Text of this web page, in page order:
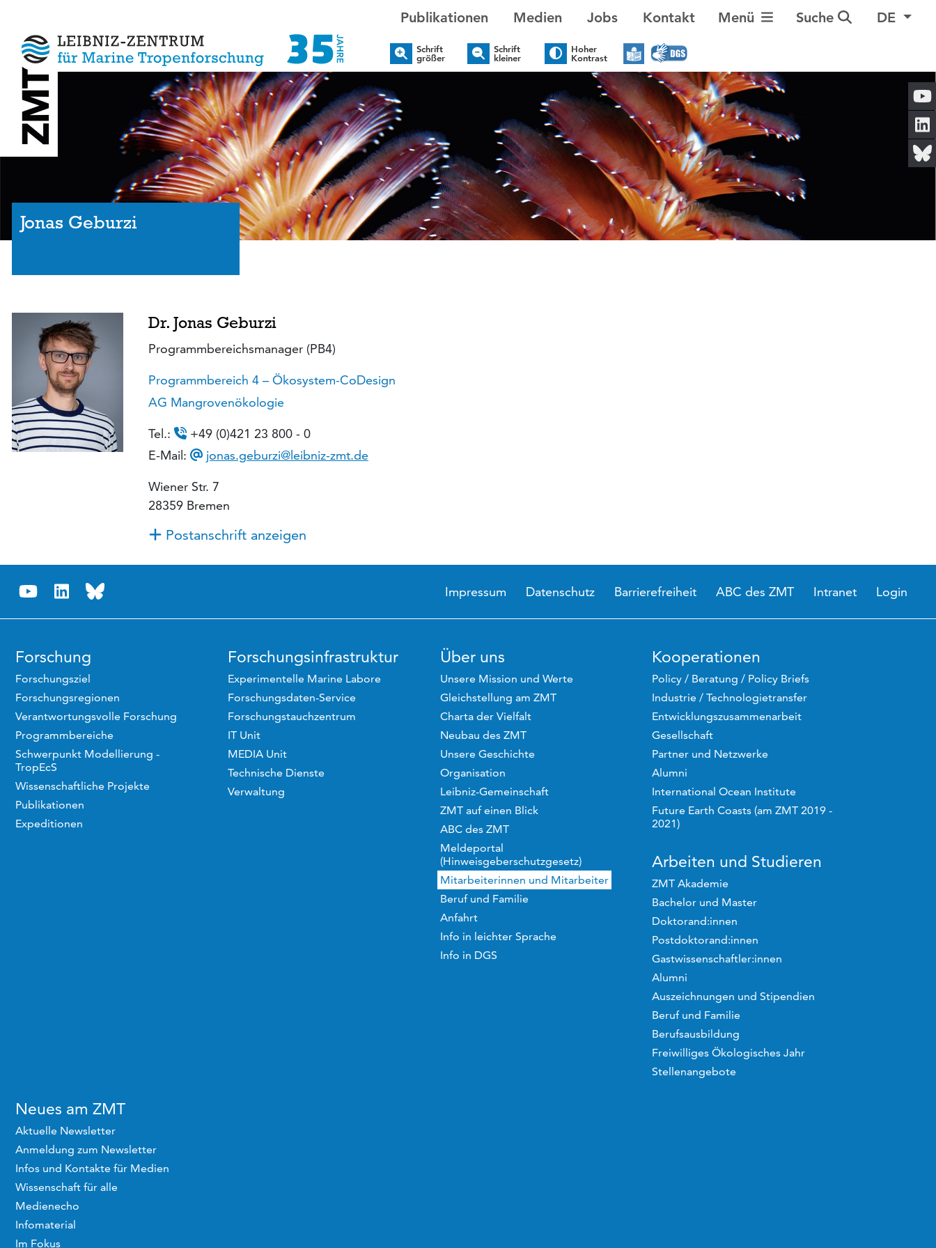
Publikationen Medien Jobs Kontakt Navigation umschalten
Menü Suche DE
Schrift
größer
Schrift
kleiner
Hoher
Kontrast
Jonas Geburzi
Dr. Jonas Geburzi
Programmbereichsmanager (PB4)
Programmbereich 4 – Ökosystem-CoDesign
AG Mangrovenökologie
Tel.:
+49 (0)421 23 800 - 0
E-Mail:
jonas.geburzi@leibniz-zmt.de
Wiener Str. 7
28359 Bremen
Postanschrift anzeigen
Impressum Datenschutz Barrierefreiheit ABC des ZMT Intranet Login
Forschung
Forschungsziel
Forschungsregionen
Verantwortungsvolle Forschung
Programmbereiche
Schwerpunkt Modellierung -
TropEcS
Wissenschaftliche Projekte
Publikationen
Expeditionen
Forschungsinfrastruktur
Experimentelle Marine Labore
Forschungsdaten-Service
Forschungstauchzentrum
IT Unit
MEDIA Unit
Technische Dienste
Verwaltung
Über uns
Unsere Mission und Werte
Gleichstellung am ZMT
Charta der Vielfalt
Neubau des ZMT
Unsere Geschichte
Organisation
Leibniz-Gemeinschaft
ZMT auf einen Blick
ABC des ZMT
Meldeportal
(Hinweisgeberschutzgesetz)
Mitarbeiterinnen und Mitarbeiter
Beruf und Familie
Anfahrt
Info in leichter Sprache
Info in DGS
Kooperationen
Policy / Beratung / Policy Briefs
Industrie / Technologietransfer
Entwicklungszusammenarbeit
Gesellschaft
Partner und Netzwerke
Alumni
International Ocean Institute
Future Earth Coasts (am ZMT 2019 -
2021)
Arbeiten und Studieren
ZMT Akademie
Bachelor und Master
Doktorand:innen
Postdoktorand:innen
Gastwissenschaftler:innen
Alumni
Auszeichnungen und Stipendien
Beruf und Familie
Berufsausbildung
Freiwilliges Ökologisches Jahr
Stellenangebote
Neues am ZMT
Aktuelle Newsletter
Anmeldung zum Newsletter
Infos und Kontakte für Medien
Wissenschaft für alle
Medienecho
Infomaterial
Im Fokus